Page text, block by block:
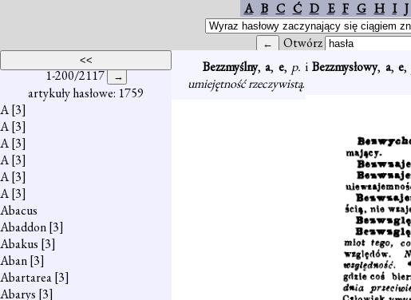
A B C Ć D E F G H I J
Otwórz
1-200/2117
artykuły hasłowe: 1759
A[3]
A[3]
A[3]
A[3]
A[3]
A[3]
Abacus
Abaddon[3]
Abakus [3]
Aban[3]
Abartarea[3]
Abarys [3]
Bezzmyślny,a, e, p. iBezzmysłowy, a, e,
umiejętność rzeczywistą.